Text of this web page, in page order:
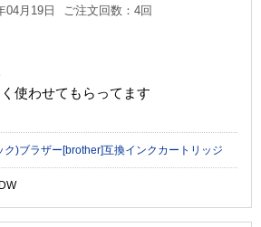
04月19日 ご注文回数：4回
使わせてもらってます
ク)ブラザー[brother]互換インクカートリッジ